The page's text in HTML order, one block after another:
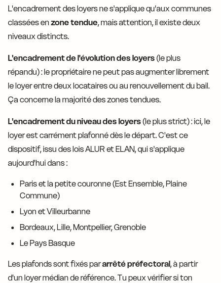
L'encadrement des loyers ne s'applique qu'aux communes
classées en zone tendue, mais attention, il existe deux
niveaux distincts.
L'encadrement de l'évolution des loyers(le plus
répandu) : le propriétaire ne peut pas augmenter librement
le loyer entre deux locataires ou au renouvellement du bail.
Ça concerne la majorité des zones tendues.
L'encadrement du niveau des loyers(le plus strict) : ici, le
loyer est carrément plafonné dès le départ. C'est ce
dispositif, issu des lois ALUR et ELAN, qui s'applique
aujourd'hui dans :
Paris et la petite couronne (Est Ensemble, Plaine
Commune)
Lyon et Villeurbanne
Bordeaux, Lille, Montpellier, Grenoble
Le Pays Basque
Les plafonds sont fixés pararrêté préfectoral, à partir
d'un loyer médian de référence. Tu peux vérifier si ton